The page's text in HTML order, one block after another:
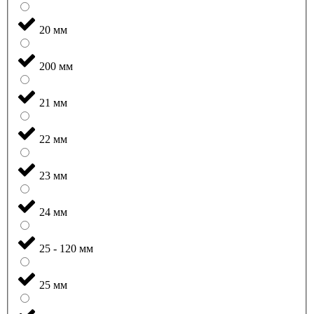
20 мм
200 мм
21 мм
22 мм
23 мм
24 мм
25 - 120 мм
25 мм